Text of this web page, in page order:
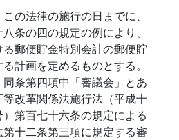
の法律の施行の日までに、
条の四の規定の例により、
郵便貯金特別会計の郵便貯
計画を定めるものとする。
条第四項中「審議会」とあ
改革関係法施行法（平成十
第百七十六条の規定による
十二条第三項に規定する審